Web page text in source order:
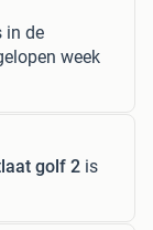
in de
week
golf 2 is